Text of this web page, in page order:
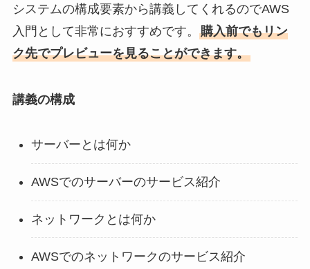
システムの構成要素から講義してくれるのでAWS
入門として非常におすすめです。 購入前でもリン
ク先でプレビューを見ることができます。
講義の構成
サーバーとは何か
AWSでのサーバーのサービス紹介
ネットワークとは何か
AWSでのネットワークのサービス紹介